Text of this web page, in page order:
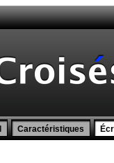
Caractéristiques